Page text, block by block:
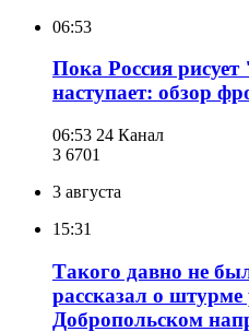
06:53
Пока Россия
наступает: обзор
06:53 24 Канал
3 6701
3 августа
15:31
Такого давно не
рассказал о штурме
Добропольском